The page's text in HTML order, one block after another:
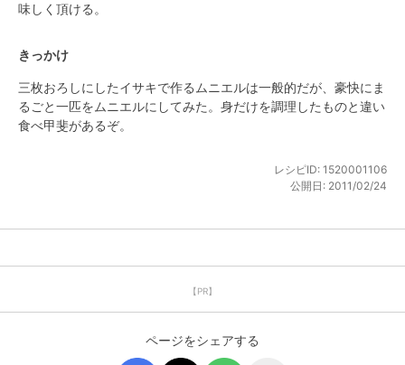
味しく頂ける。
きっかけ
三枚おろしにしたイサキで作るムニエルは一般的だが、豪快にま
るごと一匹をムニエルにしてみた。身だけを調理したものと違い
食べ甲斐があるぞ。
レシピID: 1520001106
公開日: 2011/02/24
【PR】
ページをシェアする